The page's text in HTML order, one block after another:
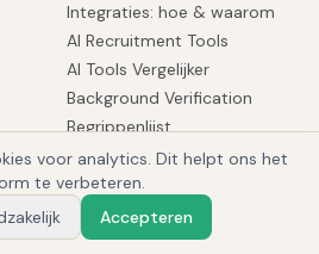
Integraties: hoe & waarom
AI Recruitment Tools
AI Tools Vergelijker
Background Verification
Begrippenlijst
1
voor analytics. Dit helpt ons het
te verbeteren.
Accepteren